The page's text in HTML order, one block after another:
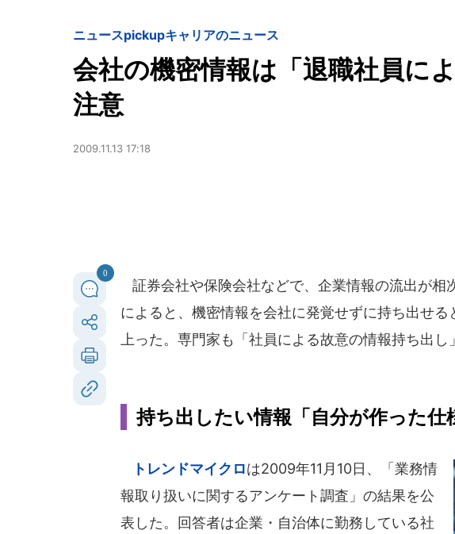
ニュースpickupキャリアのニュース
会社の機密情報は「退職社員に
注意
2009.11.13 17:18
0
証券会社や保険会社などで、企業情報の流出が相
によると、機密情報を会社に発覚せずに持ち出せ
上った。専門家も「社員による故意の情報持ち出し
持ち出したい情報「自分が作った仕
トレンドマイクロは2009年11月10日、「業務情
報取り扱いに関するアンケート調査」の結果を公
表した。回答者は企業・自治体に勤務している社